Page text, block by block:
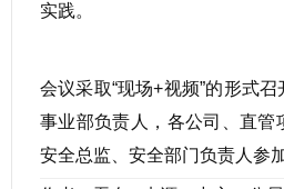
实践。
会议采取“现场+视频”的形式
事业部负责人，各公司、直管
安全总监、安全部门负责人参